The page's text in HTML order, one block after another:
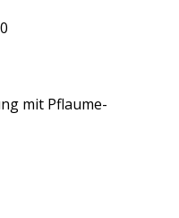
mit Pflaume-